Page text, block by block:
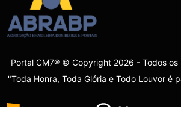
Portal CM7® © Copyright 2026 - Todos os
"Toda Honra, Toda Glória e Todo Louvor é